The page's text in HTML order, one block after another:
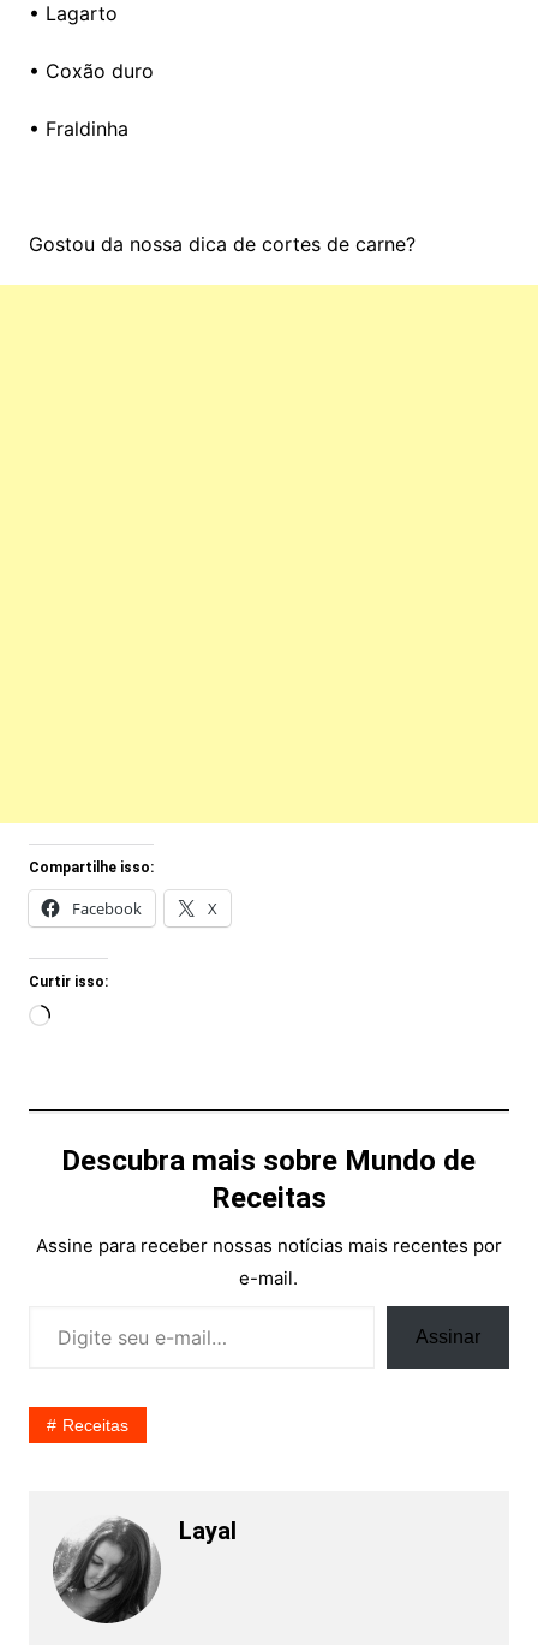
• Lagarto
• Coxão duro
• Fraldinha
Gostou da nossa dica de cortes de carne?
Compartilhe isso:
Facebook X
Curtir isso:
Carregando...
Descubra mais sobre Mundo de
Receitas
Assine para receber nossas notícias mais recentes por
e-mail.
Assinar
Receitas
Layal